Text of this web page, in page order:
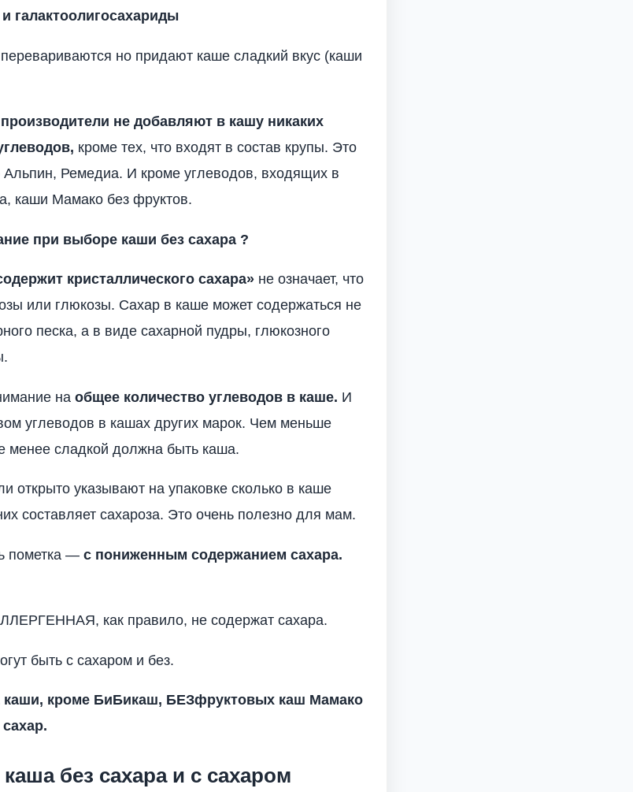
галактоолигосахариды
но придают каше сладкий вкус (каши
не добавляют в кашу никаких
кроме тех, что входят в состав крупы. Это
Ремедиа. И кроме углеводов, входящих в
каши Мамако без фруктов.
при выборе каши без сахара ?
кристаллического сахара» не означает, что
или глюкозы. Сахар в каше может содержаться не
песка, а в виде сахарной пудры, глюкозного
на общее количество углеводов в каше. И
углеводов в кашах других марок. Чем меньше
менее сладкой должна быть каша.
открыто указывают на упаковке сколько в каше
составляет сахароза. Это очень полезно для мам.
пометка — с пониженным содержанием сахара.
как правило, не содержат сахара.
быть с сахаром и без.
кроме БиБикаш, БЕЗфруктовых каш Мамако
без сахара и с сахаром